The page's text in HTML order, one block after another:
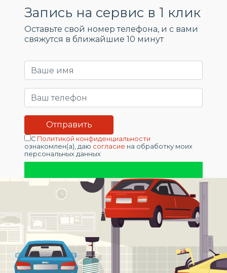
Запись на сервис в 1 клик
Оставьте свой номер телефона, и c вами
свяжутся в ближайшие 10 минут
С Политикой конфиденциальности
ознакомлен(а), даю согласие на обработку моих
персональных данных